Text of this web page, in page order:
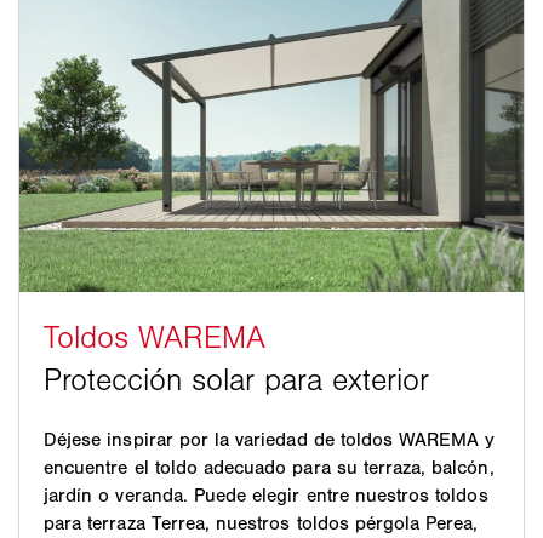
Déjese inspirar por la variedad de toldos WAREMA y
encuentre el toldo adecuado para su terraza, balcón,
jardín o veranda. Puede elegir entre nuestros toldos
para terraza Terrea, nuestros toldos pérgola Perea,